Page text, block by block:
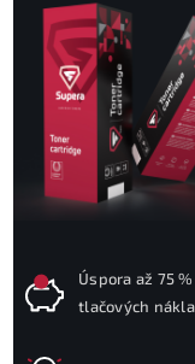
Úspora až 75 %
tlačových